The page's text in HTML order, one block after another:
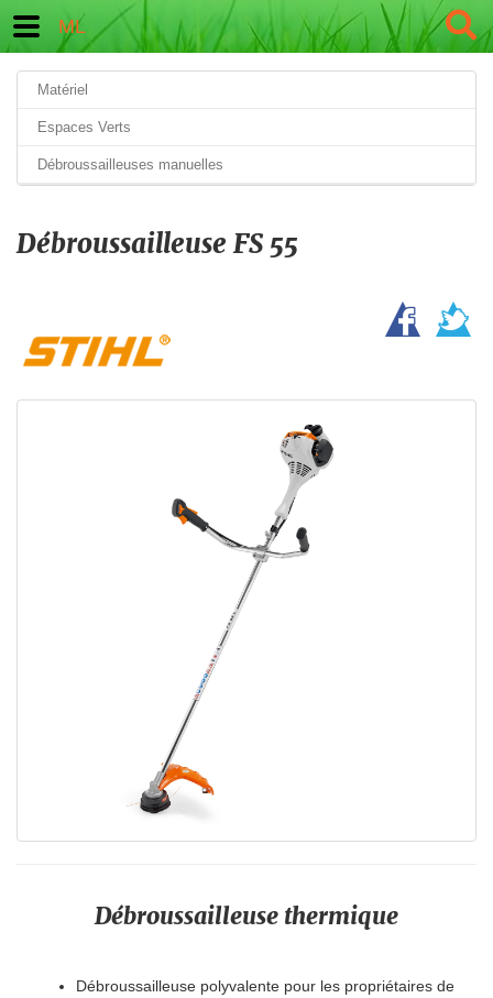
ML
Matériel
Espaces Verts
Débroussailleuses manuelles
Débroussailleuse FS 55
Débroussailleuse thermique
Débroussailleuse polyvalente pour les propriétaires de